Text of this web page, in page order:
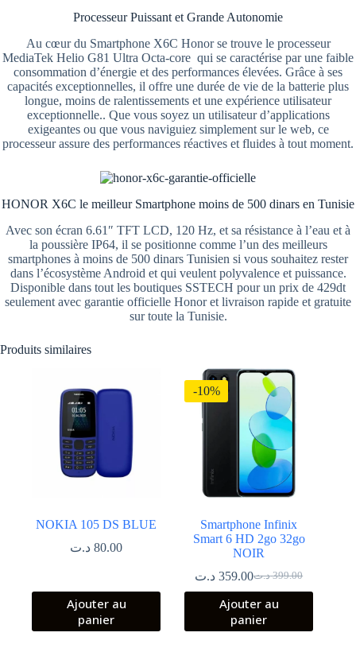
Processeur Puissant et Grande Autonomie
Au cœur du Smartphone X6C Honor se trouve le processeur
MediaTek Helio G81 Ultra Octa-core qui se caractérise par une faible
consommation d’énergie et des performances élevées. Grâce à ses
capacités exceptionnelles, il offre une durée de vie de la batterie plus
longue, moins de ralentissements et une expérience utilisateur
exceptionnelle.. Que vous soyez un utilisateur d’applications
exigeantes ou que vous naviguiez simplement sur le web, ce
processeur assure des performances réactives et fluides à tout moment.
HONOR X6C le meilleur Smartphone moins de 500 dinars en Tunisie
Avec son écran 6.61″ TFT LCD, 120 Hz, et sa résistance à l’eau et à
la poussière IP64, il se positionne comme l’un des meilleurs
smartphones à moins de 500 dinars Tunisien si vous souhaitez rester
dans l’écosystème Android et qui veulent polyvalence et puissance.
Disponible dans tout les boutiques SSTECH pour un prix de 429dt
seulement avec garantie officielle Honor et livraison rapide et gratuite
sur toute la Tunisie.
Produits similaires
NOKIA 105 DS BLUE
80.00 د.ت
Ajouter au
panier
-10%
Smartphone Infinix
Smart 6 HD 2go 32go
NOIR
399.00 د.تLe
prix
initial
était :
359.00 د.ت
Le
prix
actuel
est :
Ajouter au
panier